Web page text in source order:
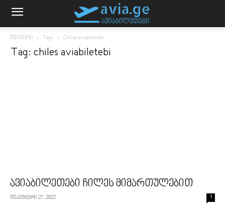
მთავარი Tags Chiles aviabiletebi
Tag: chiles aviabiletebi
ავიაბილეთები ჩილეს მიმართულებით
დეკემბერი 27, 2022 1